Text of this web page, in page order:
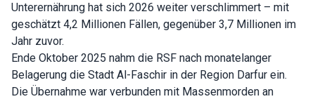
Unterernährung hat sich 2026 weiter verschlimmert – mit
geschätzt 4,2 Millionen Fällen, gegenüber 3,7 Millionen im
Jahr zuvor.
Ende Oktober 2025 nahm die RSF nach monatelanger
Belagerung die Stadt Al-Faschir in der Region Darfur ein.
Die Übernahme war verbunden mit Massenmorden an